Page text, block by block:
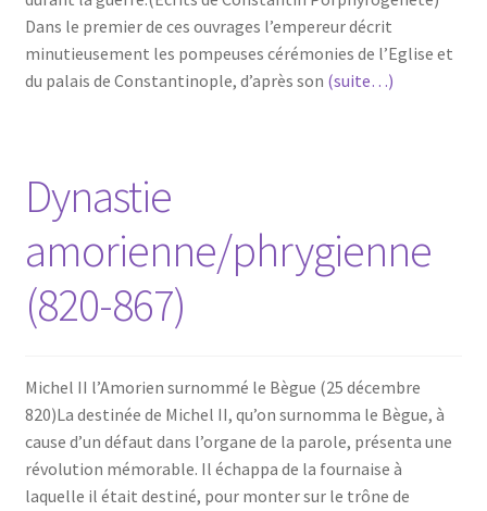
Dans le premier de ces ouvrages l’empereur décrit
minutieusement les pompeuses cérémonies de l’Eglise et
du palais de Constantinople, d’après son (suite…)
Dynastie
amorienne/phrygienne
(820-867)
Michel II l’Amorien surnommé le Bègue (25 décembre
820)La destinée de Michel II, qu’on surnomma le Bègue, à
cause d’un défaut dans l’organe de la parole, présenta une
révolution mémorable. Il échappa de la fournaise à
laquelle il était destiné, pour monter sur le trône de